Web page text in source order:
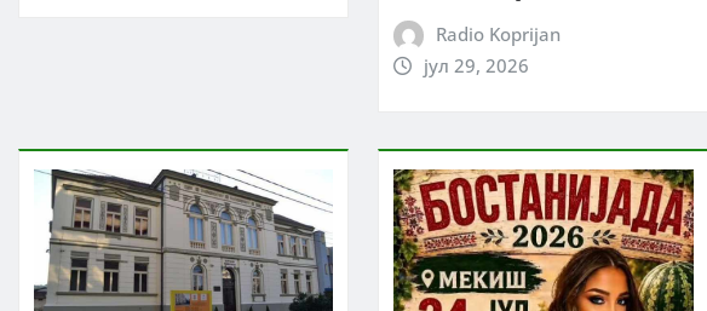
Radio Koprijan
јул 29, 2026